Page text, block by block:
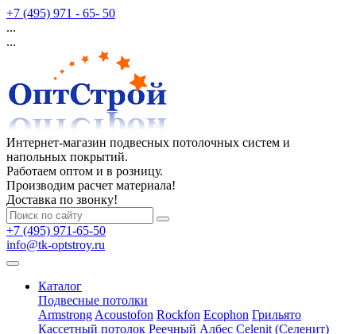
+7 (495) 971 - 65- 50
...
...
Интернет-магазин подвесных потолочных систем и
напольных покрытий.
Работаем оптом и в розницу.
Производим расчет материала!
Доставка по звонку!
+7 (495) 971-65-50
info@tk-optstroy.ru
Каталог
Подвесные потолки
Armstrong Acoustofon Rockfon Ecophon Грильято
Кассетный потолок Реечный Албес Celenit (Селенит)